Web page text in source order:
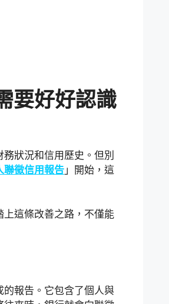
要好好認識
狀況和信用歷史。但別
聯徵信用報告 」開始，這
這條改善之路，不僅能
報告。它包含了個人與